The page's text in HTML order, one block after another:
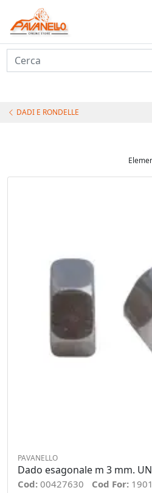
Cerca
DADI E RONDELLE
PAVANELLO
Dado esagonale m 3 mm.
Cod: 00427630 Cod For: